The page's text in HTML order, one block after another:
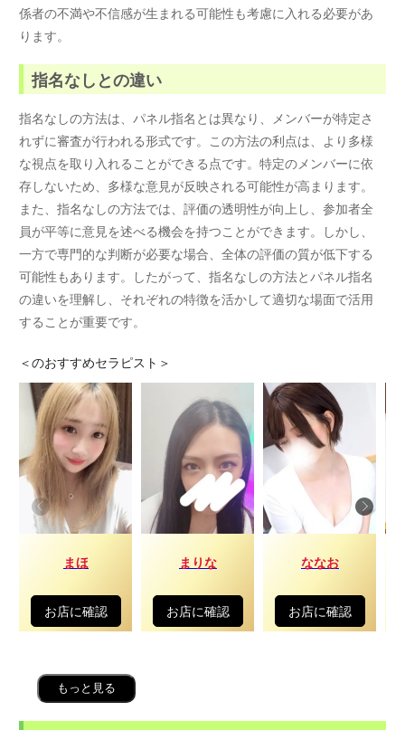
係者の不満や不信感が生まれる可能性も考慮に入れる必要があ
ります。
指名なしとの違い
指名なしの方法は、パネル指名とは異なり、メンバーが特定さ
れずに審査が行われる形式です。この方法の利点は、より多様
な視点を取り入れることができる点です。特定のメンバーに依
存しないため、多様な意見が反映される可能性が高まります。
また、指名なしの方法では、評価の透明性が向上し、参加者全
員が平等に意見を述べる機会を持つことができます。しかし、
一方で専門的な判断が必要な場合、全体の評価の質が低下する
可能性もあります。したがって、指名なしの方法とパネル指名
の違いを理解し、それぞれの特徴を活かして適切な場面で活用
することが重要です。
＜のおすすめセラピスト＞
まほ
お店に確認
まりな
お店に確認
ななお
お店に確認
もっと見る